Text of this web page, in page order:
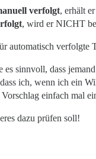
verfolgt, erhält
, wird er NICHT
automatisch
es sinnvoll, dass
ich, wenn ich ein
einfach mal
dazu prüfen soll!